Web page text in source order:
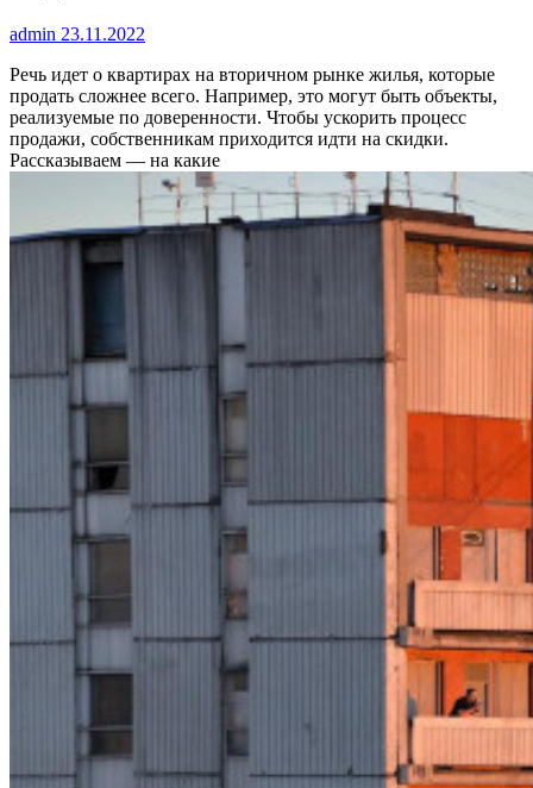
admin 23.11.2022
Речь идет о квартирах на вторичном рынке жилья, которые
продать сложнее всего. Например, это могут быть объекты,
реализуемые по доверенности. Чтобы ускорить процесс
продажи, собственникам приходится идти на скидки.
Рассказываем — на какие